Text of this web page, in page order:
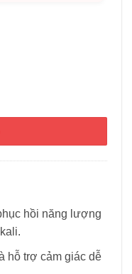
Potassium 99mg 100
hồi năng lượng
hỗ trợ cảm giác dễ